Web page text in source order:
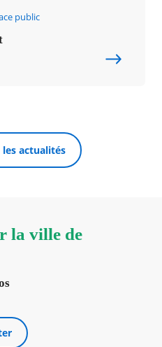
public
actualités
la ville de